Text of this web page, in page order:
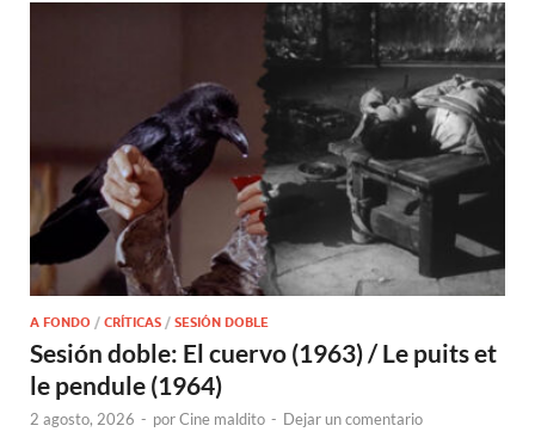
A FONDO / CRÍTICAS / SESIÓN DOBLE
Sesión doble: El cuervo (1963) / Le puits et
le pendule (1964)
2 agosto, 2026 - porCine maldito - Dejar un comentario